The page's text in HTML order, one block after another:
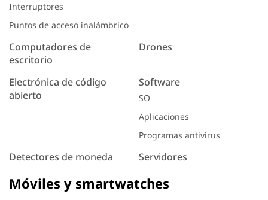
Interruptores
Puntos de acceso inalámbrico
Computadores de
escritorio
Drones
Electrónica de código
abierto
Software
SO
Aplicaciones
Programas antivirus
Detectores de moneda Servidores
Móviles y smartwatches